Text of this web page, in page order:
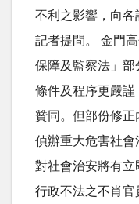
不利之影響，向
記者提問。 金門
保障及監察法」部
條件及程序更嚴
贊同。但部份修
偵辦重大危害社會
對社會治安將有
行政不法之不肖